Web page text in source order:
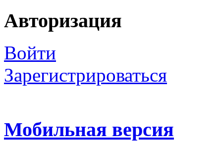
Авторизация
Войти
Зарегистрироваться
Мобильная версия